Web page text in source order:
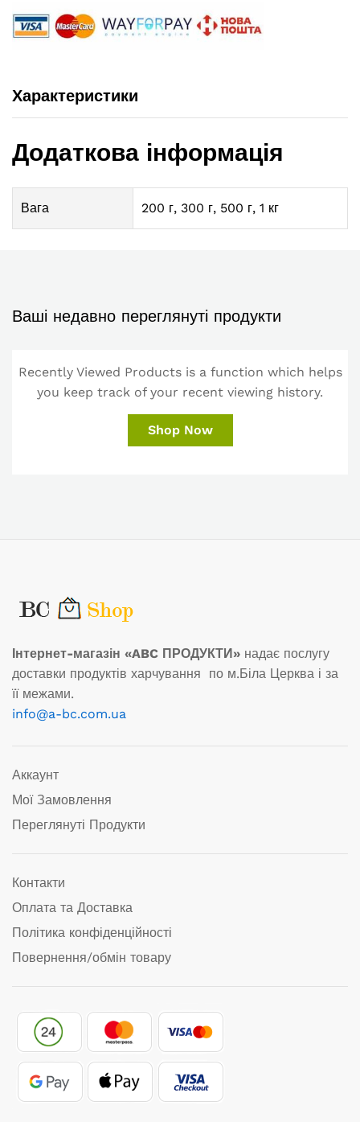
Характеристики
Додаткова інформація
Вага 200 г, 300 г, 500 г, 1 кг
Ваші недавно переглянуті продукти
Recently Viewed Products is a function which helps
you keep track of your recent viewing history.
Shop Now
Інтернет-магазін «ABC ПРОДУКТИ» надає послугу
доставки продуктів харчування по м.Біла Церква і за
її межами.
info@a-bc.com.ua
Аккаунт
Мої Замовлення
Переглянуті Продукти
Контакти
Оплата та Доставка
Політика конфіденційності
Повернення/обмін товару